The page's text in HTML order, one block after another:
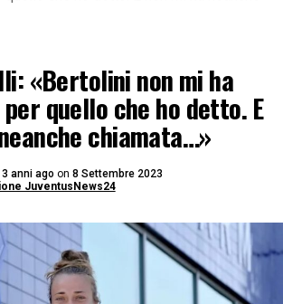
«Bertolini non mi ha
quello che ho detto. E
chiamata…»
3 anni ago on 8 Settembre 2023
JuventusNews24